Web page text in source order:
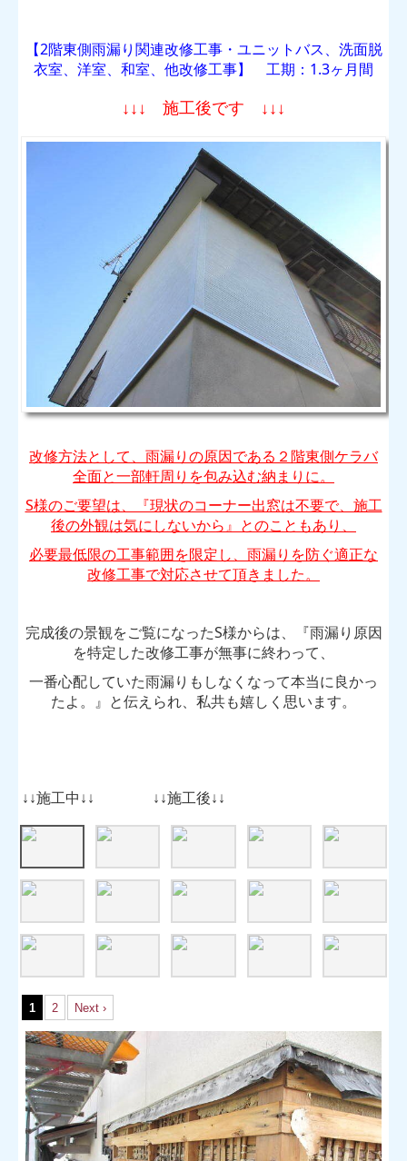
【2階東側雨漏り関連改修工事・ユニットバス、洗面脱
衣室、洋室、和室、他改修工事】 工期：1.3ヶ月間
↓↓↓ 施工後です ↓↓↓
改修方法として、雨漏りの原因である２階東側ケラバ
全面と一部軒周りを包み込む納まりに。
S様のご要望は、『現状のコーナー出窓は不要で、施工
後の外観は気にしないから』とのこともあり、
必要最低限の工事範囲を限定し、雨漏りを防ぐ適正な
改修工事で対応させて頂きました。
完成後の景観をご覧になったS様からは、『雨漏り原因
を特定した改修工事が無事に終わって、
一番心配していた雨漏りもしなくなって本当に良かっ
たよ。』と伝えられ、私共も嬉しく思います。
↓↓施工中↓↓ ↓↓施工後↓↓
1 2 Next ›